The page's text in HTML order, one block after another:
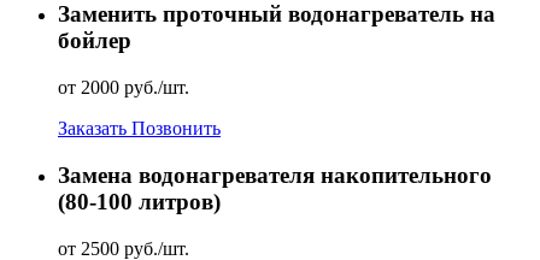
Заменить проточный водонагреватель на
бойлер
от 2000 руб./шт.
Заказать Позвонить
Замена водонагревателя накопительного
(80-100 литров)
от 2500 руб./шт.